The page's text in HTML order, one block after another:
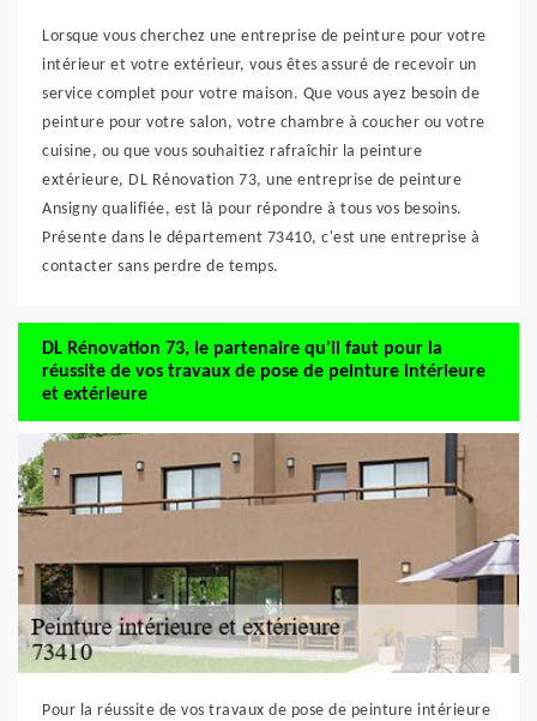
Lorsque vous cherchez une entreprise de peinture pour votre
intérieur et votre extérieur, vous êtes assuré de recevoir un
service complet pour votre maison. Que vous ayez besoin de
peinture pour votre salon, votre chambre à coucher ou votre
cuisine, ou que vous souhaitiez rafraîchir la peinture
extérieure, DL Rénovation 73, une entreprise de peinture
Ansigny qualifiée, est là pour répondre à tous vos besoins.
Présente dans le département 73410, c'est une entreprise à
contacter sans perdre de temps.
DL Rénovation 73, le partenaire qu'il faut pour la
réussite de vos travaux de pose de peinture intérieure
et extérieure
Pour la réussite de vos travaux de pose de peinture intérieure